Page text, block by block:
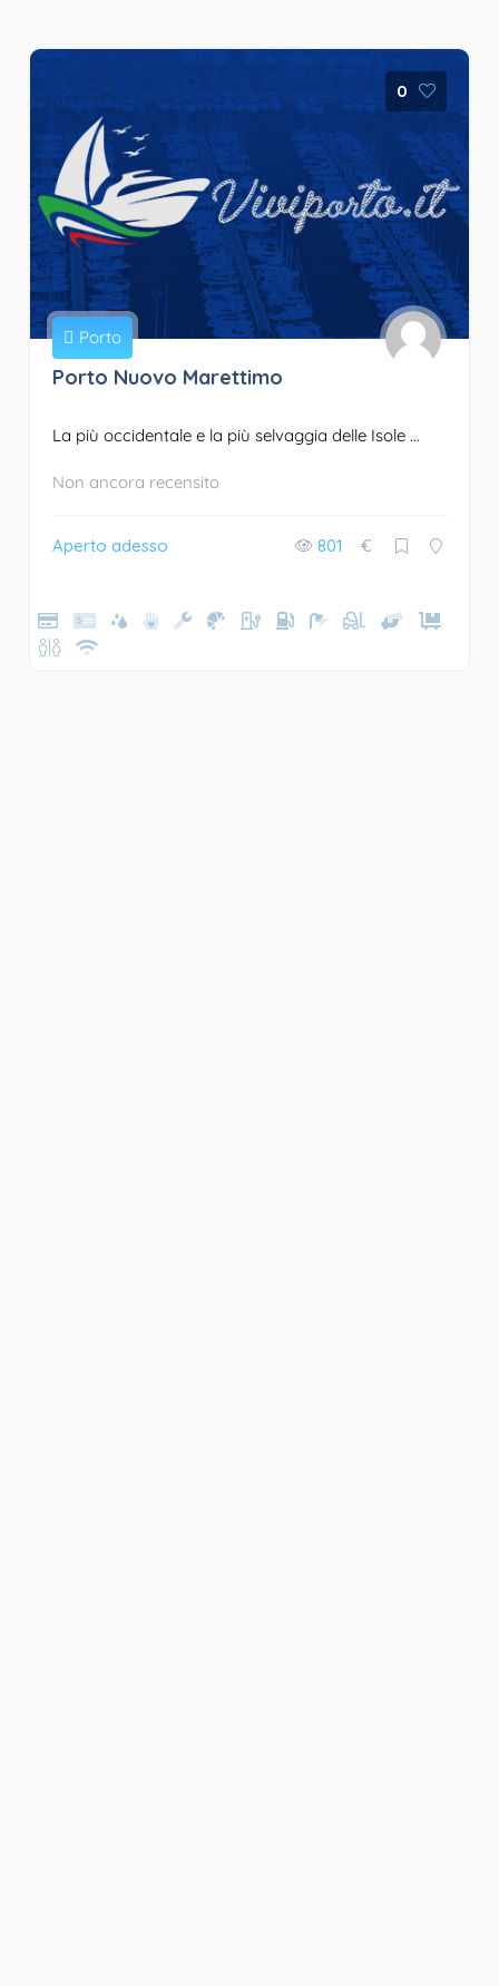
0
Porto
Porto Nuovo Marettimo
La più occidentale e la più selvaggia delle Isole ...
Non ancora recensito
Aperto adesso 801 €